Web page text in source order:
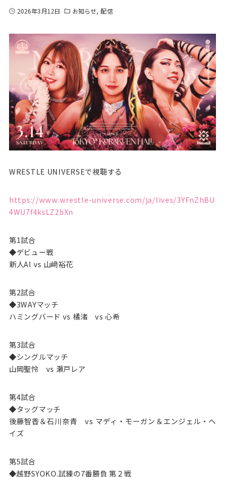
2026年3月12日 お知らせ 配信
WRESTLE UNIVERSEで視聴する
https://www.wrestle-universe.com/ja/lives/3YFnZhBU
4WU7f4ksLZ2bXn
第1試合
◆デビュー戦
新人AI vs 山﨑裕花
第2試合
◆3WAYマッチ
ハミングバード vs 橘渚 vs 心希
第3試合
◆シングルマッチ
山岡聖怜 vs 瀬戸レア
第4試合
◆タッグマッチ
後藤智香＆石川奈青 vs マディ・モーガン＆エンジェル・ヘ
イズ
第5試合
◆越野SYOKO.試練の7番勝負 第２戦